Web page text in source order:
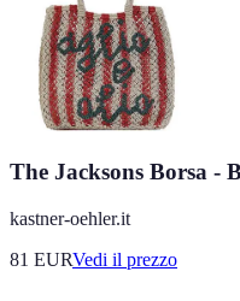
The Jacksons Borsa -
kastner-oehler.it
81 EURVedi il prezzo